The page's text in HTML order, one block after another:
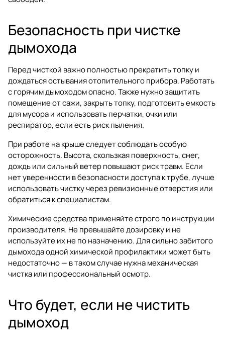
Безопасность при чистке
дымохода
Перед чисткой важно полностью прекратить топку и
дождаться остывания отопительного прибора. Работать
с горячим дымоходом опасно. Также нужно защитить
помещение от сажи, закрыть топку, подготовить емкость
для мусора и использовать перчатки, очки или
респиратор, если есть риск пыления.
При работе на крыше следует соблюдать особую
осторожность. Высота, скользкая поверхность, снег,
дождь или сильный ветер повышают риск травм. Если
нет уверенности в безопасности доступа к трубе, лучше
использовать чистку через ревизионные отверстия или
обратиться к специалистам.
Химические средства применяйте строго по инструкции
производителя. Не превышайте дозировку и не
используйте их не по назначению. Для сильно забитого
дымохода одной химической профилактики может быть
недостаточно — в таком случае нужна механическая
чистка или профессиональный осмотр.
Что будет, если не чистить
дымоход